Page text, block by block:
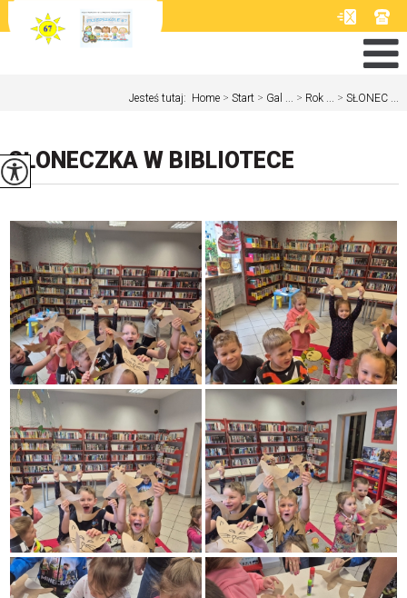
Jesteś tutaj: Home > Start > Gal ... > Rok ... > SŁONEC ...
SŁONECZKA W BIBLIOTECE